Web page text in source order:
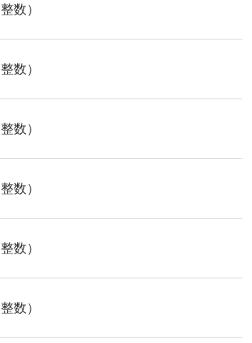
整数）
整数）
整数）
整数）
整数）
整数）